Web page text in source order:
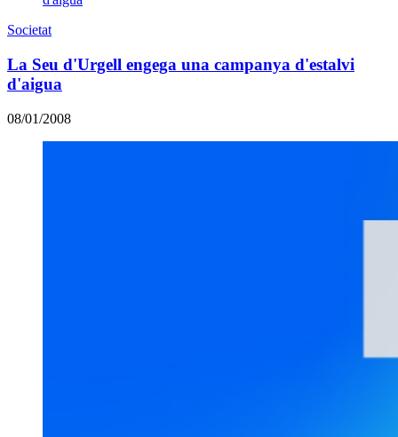
Societat
La Seu d'Urgell engega una campanya d'estalvi
d'aigua
08/01/2008